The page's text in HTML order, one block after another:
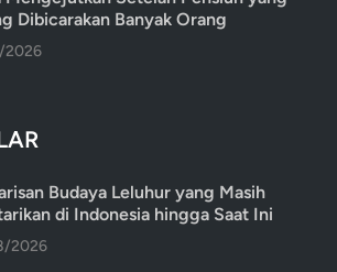
Dibicarakan Banyak Orang
2026
Budaya Leluhur yang Masih
di Indonesia hingga Saat Ini
2026